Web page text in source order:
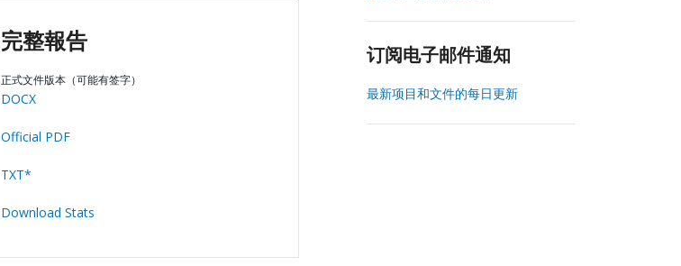
完整報告
正式文件版本（可能有签字）
DOCX
Official PDF
TXT*
Download Stats
订阅电子邮件通知
最新项目和文件的每日更新